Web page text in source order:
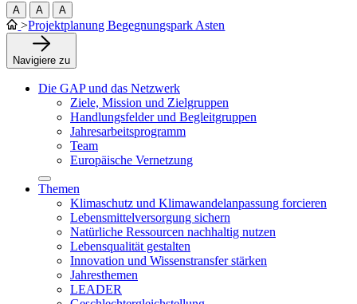
A A A
>Projektplanung Begegnungspark Asten
Navigiere zu
Die GAP und das Netzwerk
Ziele, Mission und Zielgruppen
Handlungsfelder und Begleitgruppen
Jahresarbeitsprogramm
Team
Europäische Vernetzung
Themen
Klimaschutz und Klimawandelanpassung forcieren
Lebensmittelversorgung sichern
Natürliche Ressourcen nachhaltig nutzen
Lebensqualität gestalten
Innovation und Wissenstransfer stärken
Jahresthemen
LEADER